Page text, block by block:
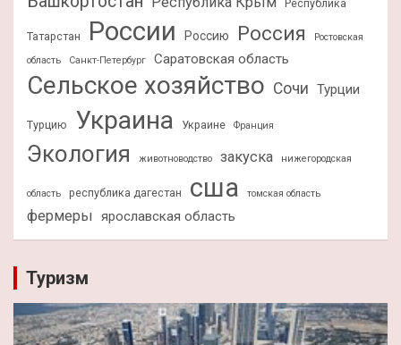
Республика
Татарстан России Россию Россия
Ростовская
область
Санкт-Петербург Саратовская область
Сельское хозяйство Сочи Турции
Турцию Украина Украине Франция
Экология животноводство закуска нижегородская
область республика дагестан сша томская область
фермеры ярославская область
Туризм